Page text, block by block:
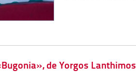
de Yorgos Lanthimos